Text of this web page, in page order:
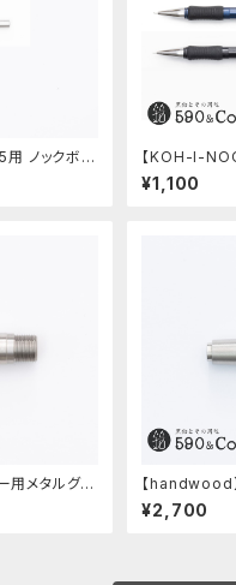
ノックボタ
【KOH-I-
phisto profi
シル(0.5mm)
¥1,100
用メタルグリ
【handwood
¥2,700